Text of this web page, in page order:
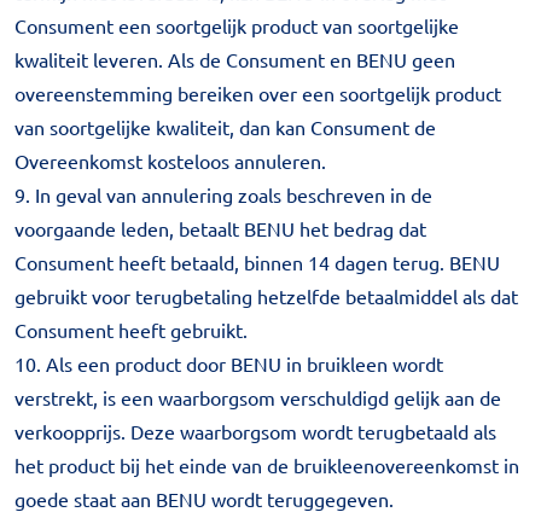
Consument een soortgelijk product van soortgelijke
kwaliteit leveren. Als de Consument en BENU geen
overeenstemming bereiken over een soortgelijk product
van soortgelijke kwaliteit, dan kan Consument de
Overeenkomst kosteloos annuleren.
9. In geval van annulering zoals beschreven in de
voorgaande leden, betaalt BENU het bedrag dat
Consument heeft betaald, binnen 14 dagen terug. BENU
gebruikt voor terugbetaling hetzelfde betaalmiddel als dat
Consument heeft gebruikt.
10. Als een product door BENU in bruikleen wordt
verstrekt, is een waarborgsom verschuldigd gelijk aan de
verkoopprijs. Deze waarborgsom wordt terugbetaald als
het product bij het einde van de bruikleenovereenkomst in
goede staat aan BENU wordt teruggegeven.